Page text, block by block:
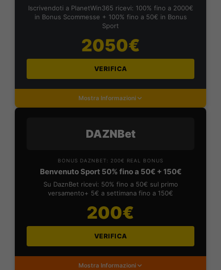
Iscrivendoti a PlanetWin365 ricevi: 100% fino a 2000€
in Bonus Scommesse + 100% fino a 50€ in Bonus
Sport
2050€
VERIFICA
Mostra Informazioni
DAZNBet
BONUS DAZNBET: 200€ REAL BONUS
Benvenuto Sport 50% fino a 50€ + 150€
Su DaznBet ricevi: 50% fino a 50€ sul primo
versamento+ 5€ a settimana fino a 150€
200€
VERIFICA
Mostra Informazioni